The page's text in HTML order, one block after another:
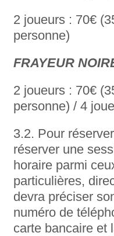
2 joueurs : 70€
personne)
FRAYEUR
2 joueurs : 70€
personne) / 4
3.2. Pour
réserver une
horaire parmi
particulières,
devra préciser
numéro de
carte bancaire et